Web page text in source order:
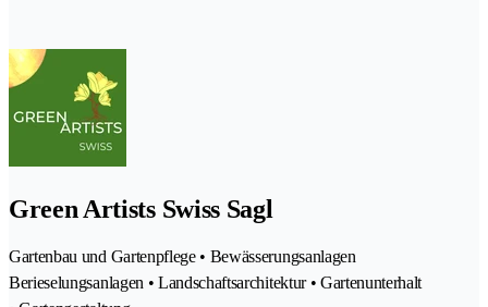
Green Artists Swiss Sagl
Gartenbau und Gartenpflege • Bewässerungsanlagen
Berieselungsanlagen • Landschaftsarchitektur • Gartenunterhalt